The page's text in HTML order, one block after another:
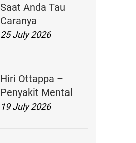
Saat Anda Tau
Caranya
25 July 2026
Hiri Ottappa –
Penyakit Mental
19 July 2026